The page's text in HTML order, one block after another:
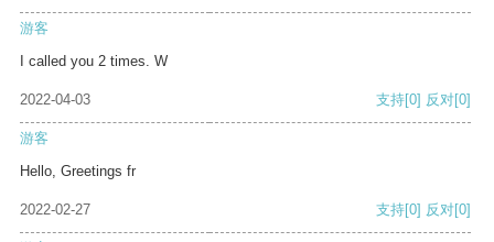
游客
I called you 2 times. W
2022-04-03 支持[0] 反对[0]
游客
Hello, Greetings fr
2022-02-27 支持[0] 反对[0]